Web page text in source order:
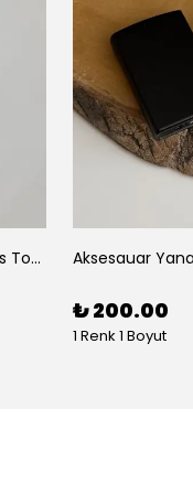
Aksesauar Kurdele 7Cm Metal Pens Toka
₺ 200.00
1 Renk 1 Boyut